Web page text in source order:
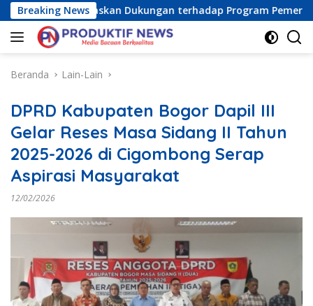
Langsung
ke
konten
Breaking News
Tegaskan Dukungan terhadap Program Pemerintah
Beranda Lain-Lain
DPRD Kabupaten Bogor Dapil III
Gelar Reses Masa Sidang II Tahun
2025-2026 di Cigombong Serap
Aspirasi Masyarakat
12/02/2026